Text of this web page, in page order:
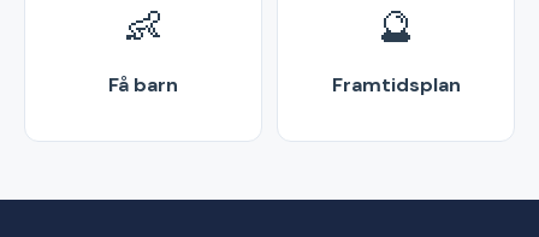
👶
Få barn
🔮
Framtidsplan